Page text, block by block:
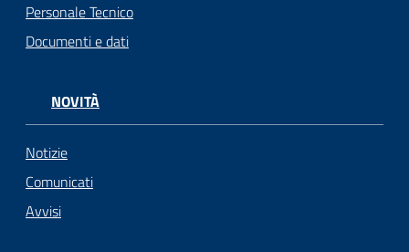
Personale Tecnico
Documenti e dati
NOVITÀ
Notizie
Comunicati
Avvisi